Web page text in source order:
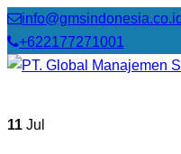
info@gmsindonesia.co.id
+622177271001
11 Jul